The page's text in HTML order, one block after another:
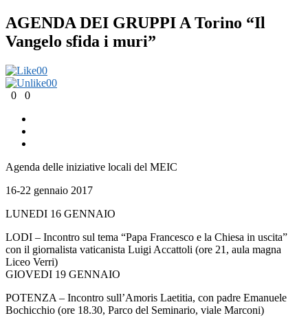
AGENDA DEI GRUPPI A Torino “Il
Vangelo sfida i muri”
00
00
0
0
Agenda delle iniziative locali del MEIC
16-22 gennaio 2017
LUNEDI 16 GENNAIO
LODI – Incontro sul tema “Papa Francesco e la Chiesa in uscita”
con il giornalista vaticanista Luigi Accattoli (ore 21, aula magna
Liceo Verri)
GIOVEDI 19 GENNAIO
POTENZA – Incontro sull’Amoris Laetitia, con padre Emanuele
Bochicchio (ore 18.30, Parco del Seminario, viale Marconi)